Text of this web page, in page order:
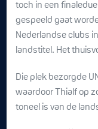
toch in een
gespeeld gaat
Nederlandse clubs
landstitel. Het
Die plek bezorgde
waardoor Thialf op
toneel is van de